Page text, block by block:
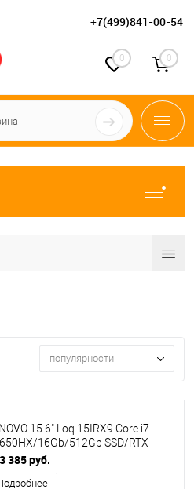
+7(499)841-00-54
0 0
популярности
15.6" Loq 15IRX9 Core i7
16Gb/512Gb SSD/RTX
6Gb/no OS/Grey (83DV0072PS)
385 руб.